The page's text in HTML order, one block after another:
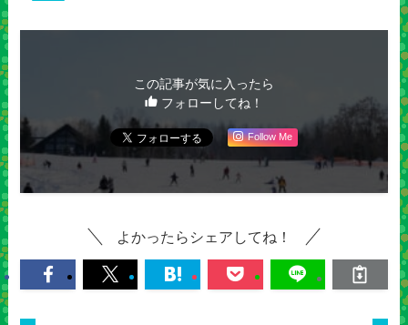
この記事が気に入ったら
フォローしてね！
Follow Me
よかったらシェアしてね！